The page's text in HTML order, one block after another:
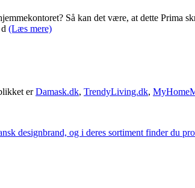
Så kan det være, at dette
(Læs mere)
erDamask.dk, TrendyLiving.dk,
designbrand, og i deres sortiment finder du